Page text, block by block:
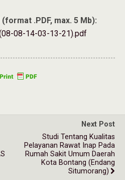
.PDF, max. 5 Mb):
08-14-03-13-21).pdf
Next Post
Studi Tentang Kualitas
Pelayanan Rawat Inap Pada
Rumah Sakit Umum Daerah
Kota Bontang (Endang
Situmorang)